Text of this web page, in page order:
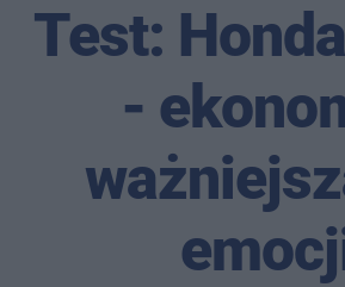
Test:
-